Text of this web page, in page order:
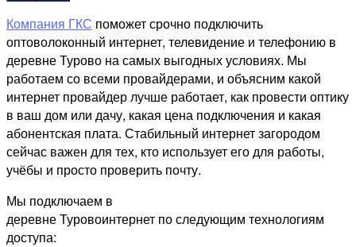
Компания ГКС поможет срочно подключить
оптоволоконный интернет, телевидение и телефонию в
деревне Турово на самых выгодных условиях. Мы
работаем со всеми провайдерами, и объясним какой
интернет провайдер лучше работает, как провести оптику
в ваш дом или дачу, какая цена подключения и какая
абонентская плата. Стабильный интернет загородом
сейчас важен для тех, кто использует его для работы,
учёбы и просто проверить почту.
Мы подключаем в
деревне Туровоинтернет по следующим технологиям
доступа: